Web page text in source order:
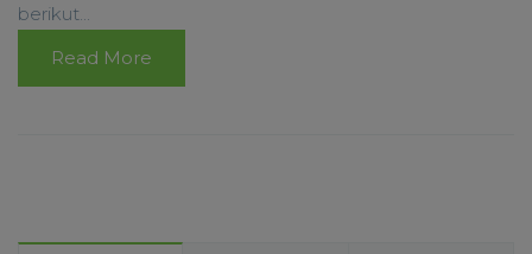
berikut...
Read More